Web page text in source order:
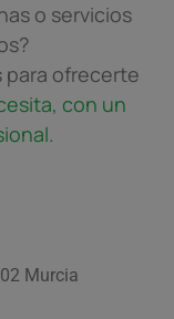
o servicios
para ofrecerte
con un
Murcia